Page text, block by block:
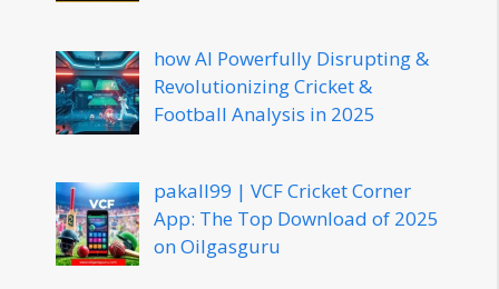
how AI Powerfully Disrupting &
Revolutionizing Cricket &
Football Analysis in 2025
pakall99 | VCF Cricket Corner
App: The Top Download of 2025
on Oilgasguru